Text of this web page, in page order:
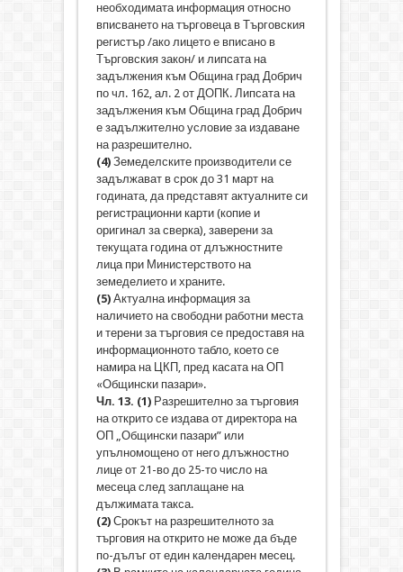
необходимата информация относно
вписването на търговеца в Търговския
регистър /ако лицето е вписано в
Търговския закон/ и липсата на
задължения към Община град Добрич
по чл. 162, ал. 2 от ДОПК. Липсата на
задължения към Община град Добрич
е задължително условие за издаване
на разрешително.
(4)Земеделските производители се
задължават в срок до 31 март на
годината, да представят актуалните си
регистрационни карти (копие и
оригинал за сверка), заверени за
текущата година от длъжностните
лица при Министерството на
земеделието и храните.
(5) Актуална информация за
наличието на свободни работни места
и терени за търговия се предоставя на
информационното табло, което се
намира на ЦКП, пред касата на ОП
«Общински пазари».
Чл. 13. (1) Разрешително за търговия
на открито се издава от директора на
ОП „Общински пазари” или
упълномощено от него длъжностно
лице от 21-во до 25-то число на
месеца след заплащане на
дължимата такса.
(2)Срокът на разрешителното за
търговия на открито не може да бъде
по-дълъг от един календарен месец.